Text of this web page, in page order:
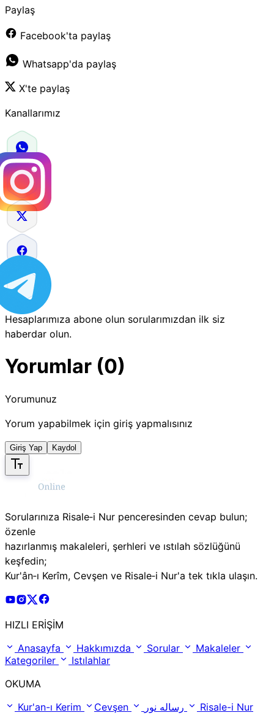
Paylaş
Facebook'ta paylaş
Whatsapp'da paylaş
X'te paylaş
Kanallarımız
Hesaplarımıza abone olun sorularımızdan ilk siz
haberdar olun.
Yorumlar (0)
Yorumunuz
Yorum yapabilmek için giriş yapmalısınız
Giriş Yap Kaydol
Sorularınıza Risale‑i Nur penceresinden cevap bulun;
özenle
hazırlanmış makaleleri, şerhleri ve ıstılah sözlüğünü
keşfedin;
Kur'ân‑ı Kerîm, Cevşen ve Risale‑i Nur'a tek tıkla ulaşın.
Risale Online Youtube Hesabı
Risale Online Instagram Hesabı
Risale Online X Hesabı
HIZLI ERİŞİM
Anasayfa
Hakkımızda Sorular
Makaleler
Kategoriler
Istılahlar
OKUMA
Kur'an-ı Kerim
Cevşen Risale-i Nur